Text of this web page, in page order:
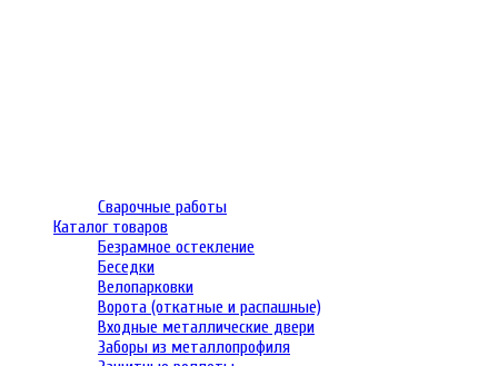
Сварочные работы
Каталог товаров
Безрамное остекление
Беседки
Велопарковки
Ворота (откатные и распашные)
Входные металлические двери
Заборы из металлопрофиля